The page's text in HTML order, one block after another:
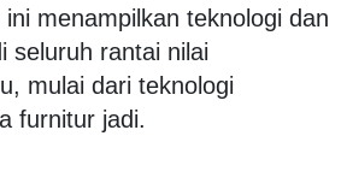
menampilkan teknologi dan
seluruh rantai nilai
mulai dari teknologi
furnitur jadi.